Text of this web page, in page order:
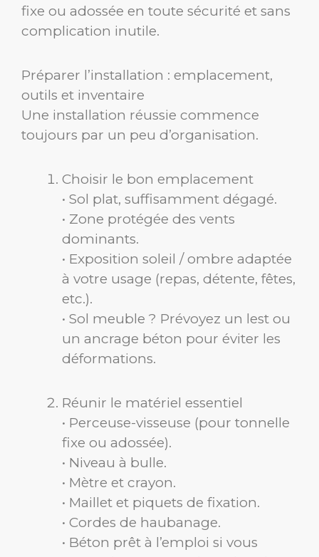
fixe ou adossée en toute sécurité et sans
complication inutile.
Préparer l’installation : emplacement,
outils et inventaire
Une installation réussie commence
toujours par un peu d’organisation.
Choisir le bon emplacement
• Sol plat, suffisamment dégagé.
• Zone protégée des vents
dominants.
• Exposition soleil / ombre adaptée
à votre usage (repas, détente, fêtes,
etc.).
• Sol meuble ? Prévoyez un lest ou
un ancrage béton pour éviter les
déformations.
Réunir le matériel essentiel
• Perceuse-visseuse (pour tonnelle
fixe ou adossée).
• Niveau à bulle.
• Mètre et crayon.
• Maillet et piquets de fixation.
• Cordes de haubanage.
• Béton prêt à l’emploi si vous